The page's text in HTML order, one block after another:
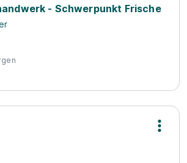
- Schwerpunkt Frische